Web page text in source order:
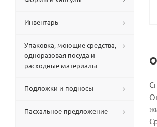
Инвентарь
Упаковка, моющие средства,
одноразовая посуда и
расходные материалы
Подложки и подносы
Пасхальное предложение